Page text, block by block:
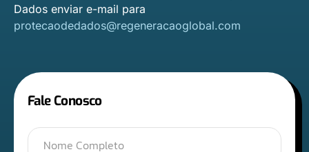
Dados enviar e-mail para
protecaodedados@regeneracaoglobal.com
Fale Conosco